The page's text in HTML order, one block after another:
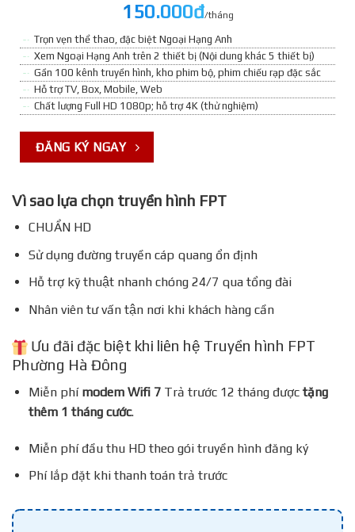
150.000đ/tháng
Trọn vẹn thể thao, đặc biệt Ngoại Hạng Anh
Xem Ngoại Hạng Anh trên 2 thiết bị (Nội dung khác 5 thiết bị)
Gần 100 kênh truyền hình, kho phim bộ, phim chiếu rạp đặc sắc
Hỗ trợ TV, Box, Mobile, Web
Chất lượng Full HD 1080p; hỗ trợ 4K (thử nghiệm)
ĐĂNG KÝ NGAY
Vì sao lựa chọn truyền hình FPT
CHUẨN HD
Sử dụng đường truyền cáp quang ổn định
Hỗ trợ kỹ thuật nhanh chóng 24/7 qua tổng đài
Nhân viên tư vấn tận nơi khi khách hàng cần
Ưu đãi đặc biệt khi liên hệ Truyền hình FPT
Phường Hà Đông
Miễn phí modem Wifi 7Trả trước 12 tháng được tặng
thêm 1 tháng cước.
Miễn phí đầu thu HD theo gói truyền hình đăng ký
Phí lắp đặt khi thanh toán trả trước